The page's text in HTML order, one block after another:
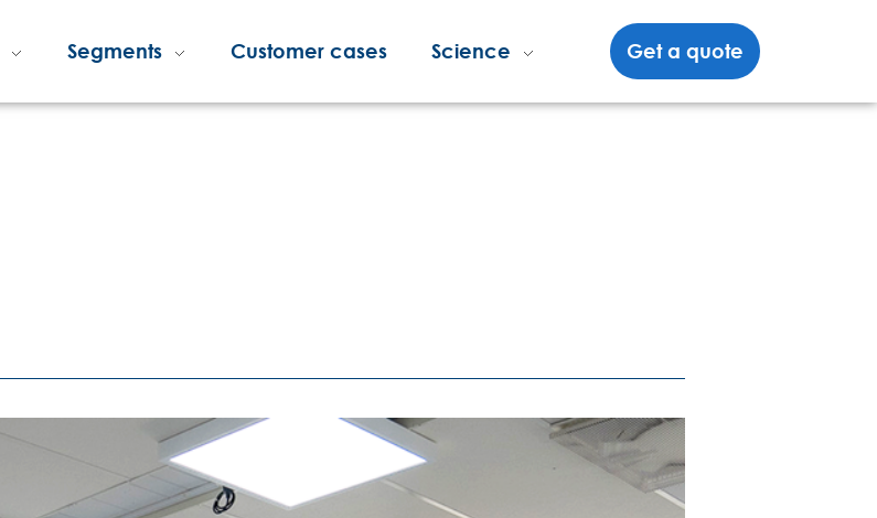
Segments Customer cases Science Get a quote